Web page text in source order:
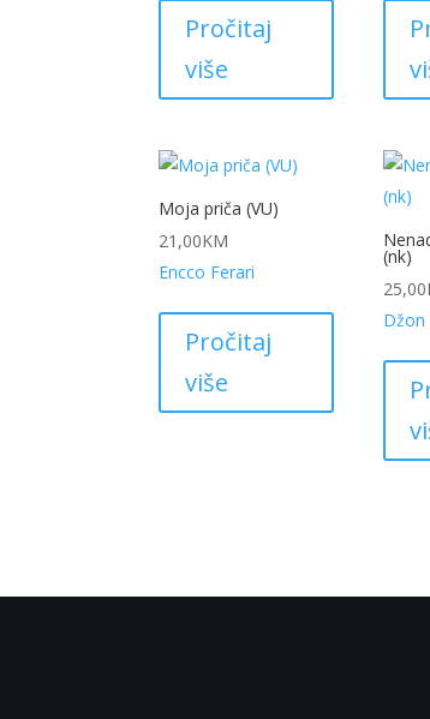
Pročitaj
više
Moja priča (VU)
21,00KM
Encco Ferari
Pročitaj
više
(nk)
25,00
Džon